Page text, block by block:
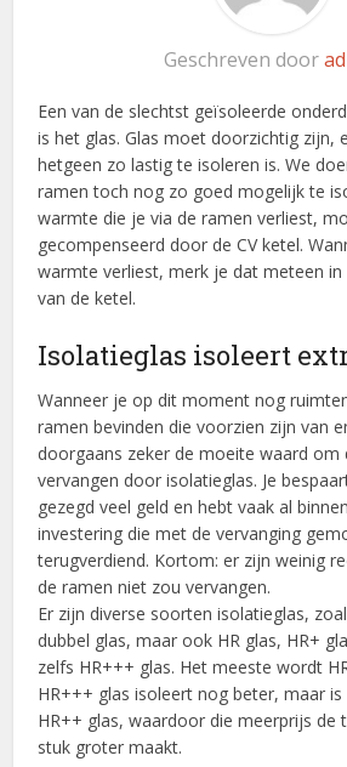
Geschreven door
Een van de slechtst geïsoleerde
is het glas. Glas moet doorzichtig zijn,
hetgeen zo lastig te isoleren is. We
ramen toch nog zo goed mogelijk te
warmte die je via de ramen verliest,
gecompenseerd door de CV ketel.
warmte verliest, merk je dat meteen in
van de ketel.
Isolatieglas isoleert
Wanneer je op dit moment nog
ramen bevinden die voorzien zijn van
doorgaans zeker de moeite waard om
vervangen door isolatieglas. Je
gezegd veel geld en hebt vaak al
investering die met de vervanging
terugverdiend. Kortom: er zijn weinig
de ramen niet zou vervangen.
Er zijn diverse soorten isolatieglas,
dubbel glas, maar ook HR glas, HR+
zelfs HR+++ glas. Het meeste wordt
HR+++ glas isoleert nog beter, maar
HR++ glas, waardoor die meerprijs de
stuk groter maakt.